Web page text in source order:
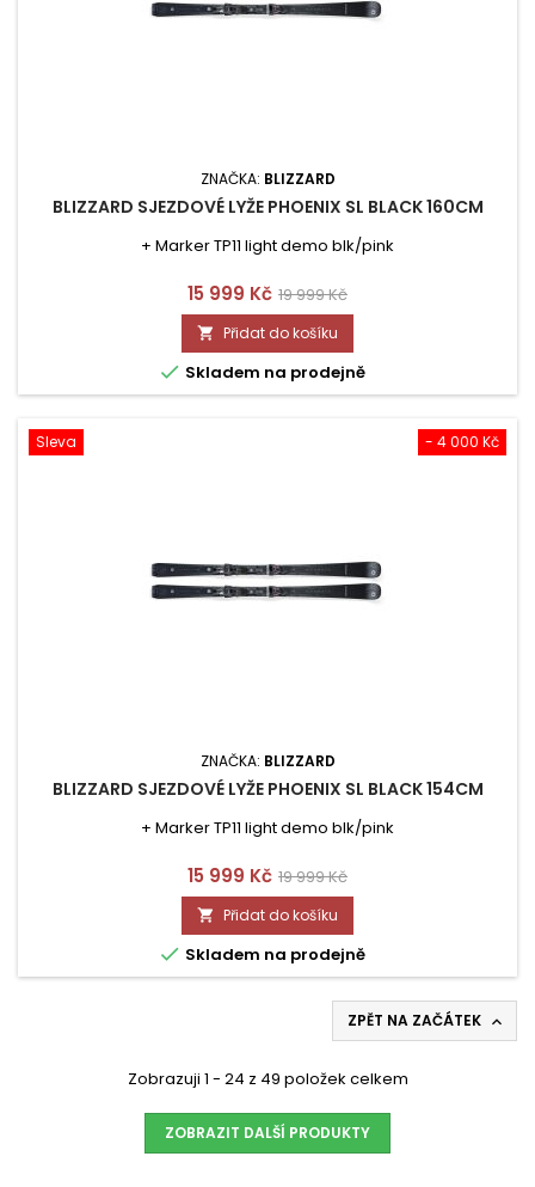
ZNAČKA: BLIZZARD
BLIZZARD SJEZDOVÉ LYŽE PHOENIX SL BLACK 160CM
+ Marker TP11 light demo blk/pink
Cena
15 999 Kč Běžná
cena
19 999 Kč
 Přidat do košíku
 Skladem na prodejně
- 4 000 Kč
Sleva
ZNAČKA: BLIZZARD
BLIZZARD SJEZDOVÉ LYŽE PHOENIX SL BLACK 154CM
+ Marker TP11 light demo blk/pink
Cena
15 999 Kč Běžná
cena
19 999 Kč
 Přidat do košíku
 Skladem na prodejně
ZPĚT NA ZAČÁTEK 
Zobrazuji 1 - 24 z 49 položek celkem
ZOBRAZIT DALŠÍ PRODUKTY